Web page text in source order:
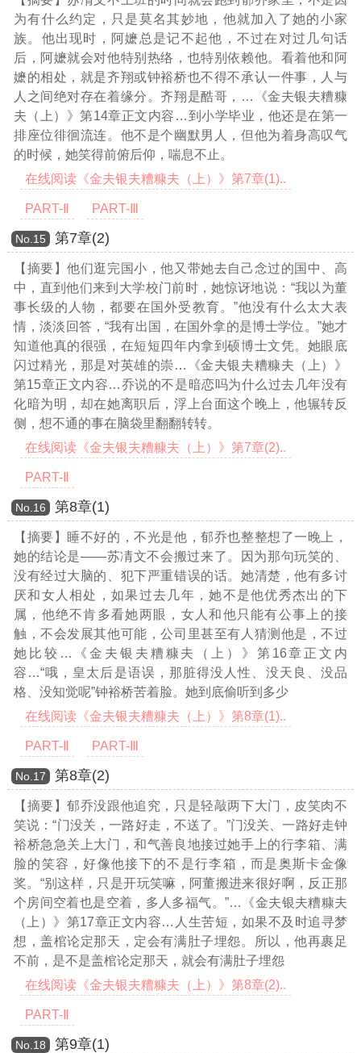
为有什么约定，只是莫名其妙地，他就加入了她的小家
族。他出现时，阿嬷总是记不起他，不过在对过几句话
后，阿嬷就会对他特别热络，也特别依赖他。看着他和阿
嬷的相处，就是齐翔或钟裕桥也不得不承认一件事，人与
人之间绝对存在着缘分。齐翔是酷哥， …《金夫银夫糟糠
夫（上）》第14章正文内容…到小学毕业，他还是在第一
排座位徘徊流连。他不是个幽默男人，但他为着身高叹气
的时候，她笑得前俯后仰，喘息不止。
在线阅读《金夫银夫糟糠夫（上）》第7章(1)..
PART-Ⅱ PART-Ⅲ
Νο.15 第7章(2)
【摘要】他们逛完国小，他又带她去自己念过的国中、高
中，直到他们来到大学校门前时，她惊讶地说：“我以为董
事长级的人物，都要在国外受教育。”他没有什么太大表
情，淡淡回答，“我有出国，在国外拿的是博士学位。”她才
知道他真的很强，在短短四年内拿到硕博士文凭。她眼底
闪过精光，那是对英雄的崇…《金夫银夫糟糠夫（上）》
第15章正文内容…乔说的不是暗恋吗为什么过去几年没有
化暗为明，却在她离职后，浮上台面这个晚上，他辗转反
侧，想不通的事在脑袋里翻翻转转。
在线阅读《金夫银夫糟糠夫（上）》第7章(2)..
PART-Ⅱ
Νο.16 第8章(1)
【摘要】睡不好的，不光是他，郁乔也整整想了一晚上，
她的结论是——苏凊文不会搬过来了。因为那句玩笑的、
没有经过大脑的、犯下严重错误的话。她清楚，他有多讨
厌和女人相处，如果过去几年，她不是他优秀杰出的下
属，他绝不肯多看她两眼，女人和他只能有公事上的接
触，不会发展其他可能，公司里甚至有人猜测他是，不过
她比较 …《金夫银夫糟糠夫（上）》第16章正文内
容…“哦，皇太后是语误，那脏得没人性、没天良、没品
格、没知觉呢”钟裕桥苦着脸。她到底偷听到多少
在线阅读《金夫银夫糟糠夫（上）》第8章(1)..
PART-Ⅱ PART-Ⅲ
Νο.17 第8章(2)
【摘要】郁乔没跟他追究，只是轻敲两下大门，皮笑肉不
笑说：“门没关，一路好走，不送了。”门没关、一路好走钟
裕桥急急关上大门，和气善良地接过她手上的行李箱、满
脸的笑容，好像他接下的不是行李箱，而是奥斯卡金像
奖。“别这样，只是开玩笑嘛，阿董搬进来很好啊，反正那
个房间空着也是空着，多人多福气。”…《金夫银夫糟糠夫
（上）》第17章正文内容… 人生苦短，如果不及时追寻梦
想，盖棺论定那天，定会有满肚子埋怨。所以，他再裹足
不前，是不是盖棺论定那天，就会有满肚子埋怨
在线阅读《金夫银夫糟糠夫（上）》第8章(2)..
PART-Ⅱ
Νο.18 第9章(1)